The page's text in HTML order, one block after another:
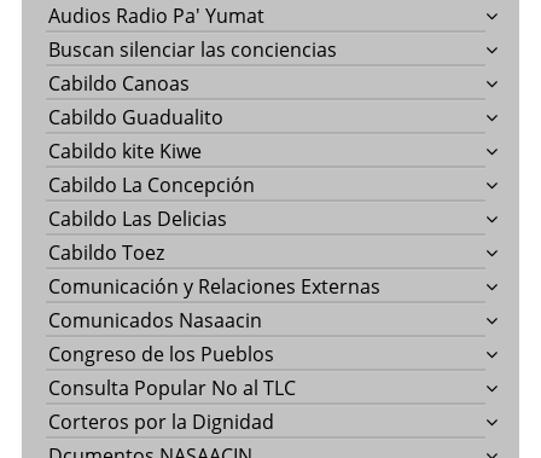
Audios Radio Pa' Yumat
Buscan silenciar las conciencias
Cabildo Canoas
Cabildo Guadualito
Cabildo kite Kiwe
Cabildo La Concepción
Cabildo Las Delicias
Cabildo Toez
Comunicación y Relaciones Externas
Comunicados Nasaacin
Congreso de los Pueblos
Consulta Popular No al TLC
Corteros por la Dignidad